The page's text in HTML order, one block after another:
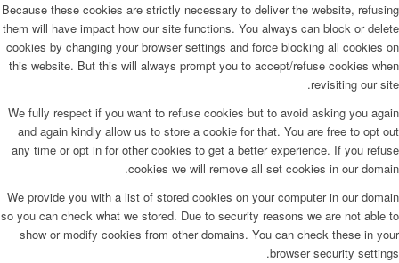
Because these cookies are strictly necessary to deliver the website, refusing
them will have impact how our site functions. You always can block or delete
cookies by changing your browser settings and force blocking all cookies on
this website. But this will always prompt you to accept/refuse cookies when
revisiting our site.
We fully respect if you want to refuse cookies but to avoid asking you again
and again kindly allow us to store a cookie for that. You are free to opt out
any time or opt in for other cookies to get a better experience. If you refuse
cookies we will remove all set cookies in our domain.
We provide you with a list of stored cookies on your computer in our domain
so you can check what we stored. Due to security reasons we are not able to
show or modify cookies from other domains. You can check these in your
browser security settings.